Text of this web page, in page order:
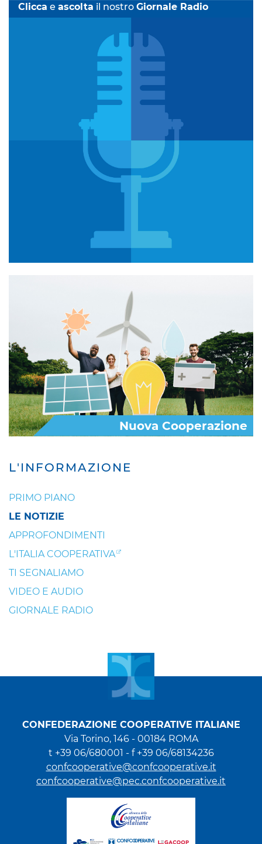
L'INFORMAZIONE
PRIMO PIANO
LE NOTIZIE
APPROFONDIMENTI
L'ITALIA COOPERATIVA
TI SEGNALIAMO
VIDEO E AUDIO
GIORNALE RADIO
Clicca e ascolta il nostro Giornale Radio
Nuova Cooperazione
CONFEDERAZIONE COOPERATIVE ITALIANE
Via Torino, 146 - 00184 ROMA
t +39 06/680001 - f +39 06/68134236
confcooperative@confcooperative.it
confcooperative@pec.confcooperative.it